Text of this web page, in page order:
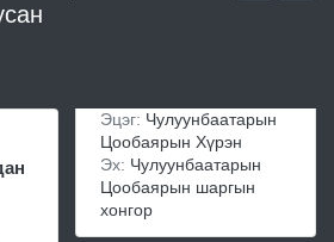
Эцэг: Чулуунбаатарын
Цообаярын Хүрэн
Эх: Чулуунбаатарын
Цообаярын шаргын
хонгор